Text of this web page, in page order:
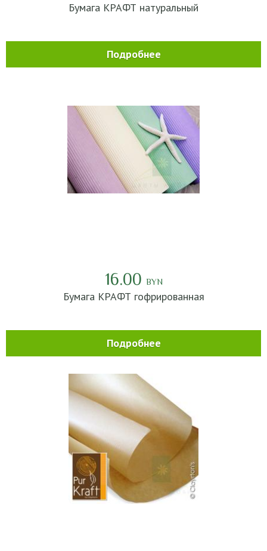
Бумага КРАФТ натуральный
Подробнее
16.00 BYN
Бумага КРАФТ гофрированная
Подробнее